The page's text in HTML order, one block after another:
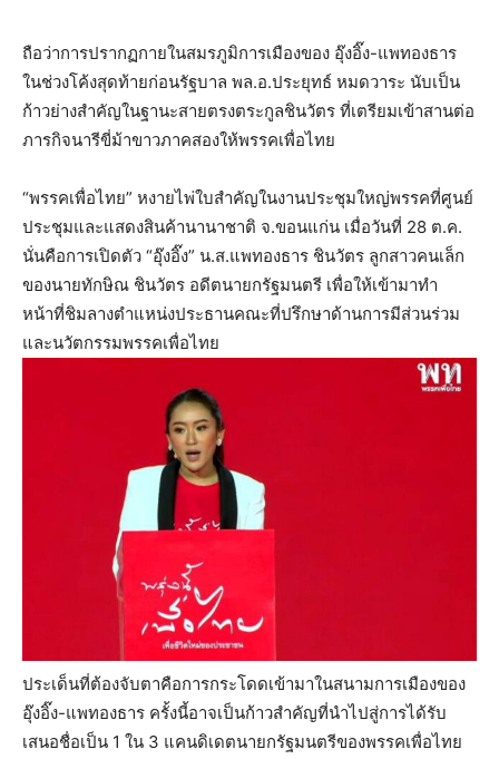
ถือว่าการปรากฏกายในสมรภูมิการเมืองของ อุ๊งอิ๊ง-แพทองธาร
ในช่วงโค้งสุดท้ายก่อนรัฐบาล พล.อ.ประยุทธ์ หมดวาระ นับเป็น
ก้าวย่างสำคัญในฐานะสายตรงตระกูลชินวัตร ที่เตรียมเข้าสานต่อ
ภารกิจนารีขี่ม้าขาวภาคสองให้พรรคเพื่อไทย
“พรรคเพื่อไทย” หงายไพ่ใบสำคัญในงานประชุมใหญ่พรรคที่ศูนย์
ประชุมและแสดงสินค้านานาชาติ จ.ขอนแก่น เมื่อวันที่ 28 ต.ค.
นั่นคือการเปิดตัว “อุ๊งอิ๊ง” น.ส.แพทองธาร ชินวัตร ลูกสาวคนเล็ก
ของนายทักษิณ ชินวัตร อดีตนายกรัฐมนตรี เพื่อให้เข้ามาทำ
หน้าที่ชิมลางตำแหน่งประธานคณะที่ปรึกษาด้านการมีส่วนร่วม
และนวัตกรรมพรรคเพื่อไทย
ประเด็นที่ต้องจับตาคือการกระโดดเข้ามาในสนามการเมืองของ
อุ๊งอิ๊ง-แพทองธาร ครั้งนี้อาจเป็นก้าวสำคัญที่นำไปสู่การได้รับ
เสนอชื่อเป็น 1 ใน 3 แคนดิเดตนายกรัฐมนตรีของพรรคเพื่อไทย